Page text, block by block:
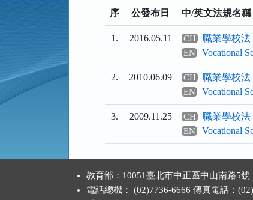
能
按
鈕
序 公發布日 中/英文法規名稱
1. 2016.05.11 CH 職業學校法
EN Vocational
2. 2010.06.09 CH 職業學校法
EN Vocational
3. 2009.11.25 CH 職業學校法
EN Vocational
教育部：10051臺北市中正區中山南路5
電話總機： (02)7736-6666 傳真電話：